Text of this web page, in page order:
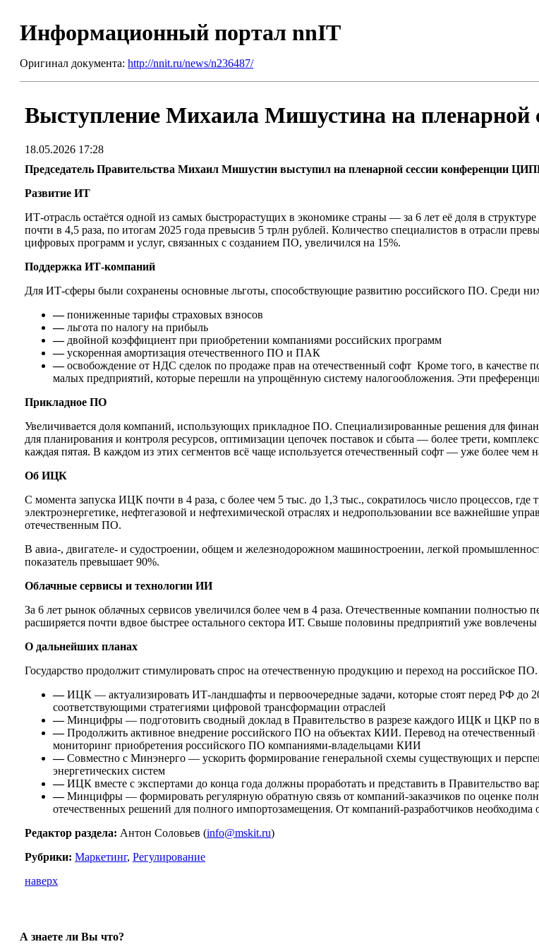
Информационный портал nnIT
Оригинал документа: http://nnit.ru/news/n236487/
Выступление Михаила Мишустина на пленарной
18.05.2026 17:28
Председатель Правительства Михаил Мишустин выступил на пленарной сессии конференции
Развитие ИТ
ИТ-отрасль остаётся одной из самых быстрорастущих в экономике страны — за 6 лет её доля в
почти в 4,5 раза, по итогам 2025 года превысив 5 трлн рублей. Количество специалистов в отрасли
цифровых программ и услуг, связанных с созданием ПО, увеличился на 15%.
Поддержка ИТ-компаний
Для ИТ-сферы были сохранены основные льготы, способствующие развитию российского ПО. Среди
—пониженные тарифы страховых взносов
—льгота по налогу на прибыль
—двойной коэффициент при приобретении компаниями российских программ
—ускоренная амортизация отечественного ПО и ПАК
—освобождение от НДС сделок по продаже прав на отечественный софт Кроме того, в качестве
малых предприятий, которые перешли на упрощённую систему налогообложения. Эти
Прикладное ПО
Увеличивается доля компаний, использующих прикладное ПО. Специализированные решения для
для планирования и контроля ресурсов, оптимизации цепочек поставок и сбыта — более трети,
каждая пятая. В каждом из этих сегментов всё чаще используется отечественный софт — уже более чем
Об ИЦК
С момента запуска ИЦК почти в 4 раза, с более чем 5 тыс. до 1,3 тыс., сократилось число процессов, где
электроэнергетике, нефтегазовой и нефтехимической отраслях и недропользовании все важнейшие
отечественным ПО.
В авиа-, двигателе- и судостроении, общем и железнодорожном машиностроении, легкой
показатель превышает 90%.
Облачные сервисы и технологии ИИ
За 6 лет рынок облачных сервисов увеличился более чем в 4 раза. Отечественные компании
расширяется почти вдвое быстрее остального сектора ИТ. Свыше половины предприятий уже
О дальнейших планах
Государство продолжит стимулировать спрос на отечественную продукцию и переход на российское
—ИЦК — актуализировать ИТ-ландшафты и первоочередные задачи, которые стоят перед РФ до
соответствующими стратегиями цифровой трансформации отраслей
—Минцифры — подготовить сводный доклад в Правительство в разрезе каждого ИЦК и ЦКР по
—Продолжить активное внедрение российского ПО на объектах КИИ. Перевод на
мониторинг приобретения российского ПО компаниями-владельцами КИИ
—Совместно с Минэнерго — ускорить формирование генеральной схемы существующих и
энергетических систем
—ИЦК вместе с экспертами до конца года должны проработать и представить в Правительство
—Минцифры — формировать регулярную обратную связь от компаний-заказчиков по оценке
отечественных решений для полного импортозамещения. От компаний-разработчиков необходима
Редактор раздела: Антон Соловьев (info@mskit.ru)
Рубрики: Маркетинг, Регулирование
наверх
А знаете ли Вы что?